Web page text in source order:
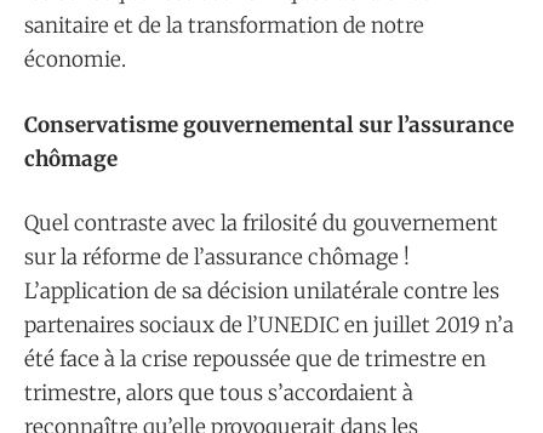
sanitaire et de la transformation de notre
économie.
Conservatisme gouvernemental sur l’assurance
chômage
Quel contraste avec la frilosité du gouvernement
sur la réforme de l’assurance chômage !
L’application de sa décision unilatérale contre les
partenaires sociaux de l’UNEDIC en juillet 2019 n’a
été face à la crise repoussée que de trimestre en
trimestre, alors que tous s’accordaient à
reconnaître qu’elle provoquerait dans les